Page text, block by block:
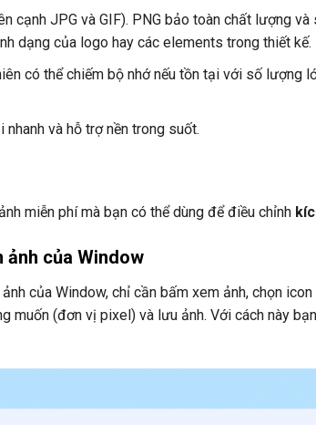
cạnh JPG và GIF). PNG bảo toàn chất lượng
dạng của logo hay các elements trong thiết kế.
có thể chiếm bộ nhớ nếu tồn tại với số lượng
và hỗ trợ nền trong suốt.
miễn phí mà bạn có thể dùng để điều chỉnh
của Window
của Window, chỉ cần bấm xem ảnh, chọn
muốn (đơn vị pixel) và lưu ảnh. Với cách này